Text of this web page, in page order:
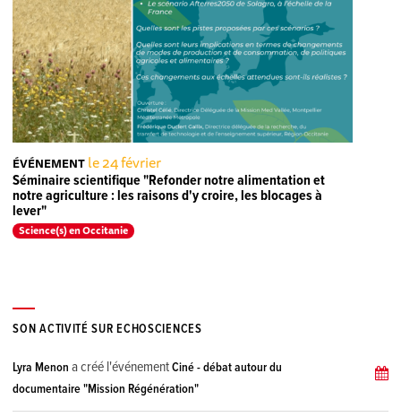
ÉVÉNEMENT le 24 février
Séminaire scientifique "Refonder notre alimentation et
notre agriculture : les raisons d'y croire, les blocages à
lever"
Science(s) en Occitanie
SON ACTIVITÉ SUR ECHOSCIENCES
Lyra Menon a créé l'événementCiné - débat autour du
documentaire "Mission Régénération"